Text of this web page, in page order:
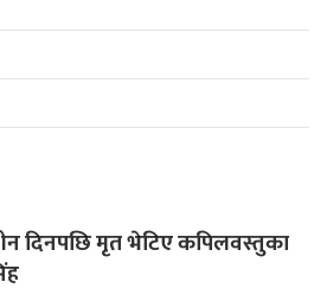
दिनपछि मृत भेटिए कपिलवस्तुका